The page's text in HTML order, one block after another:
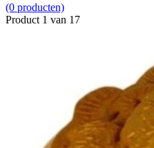
(0 producten)
Product 1 van 17